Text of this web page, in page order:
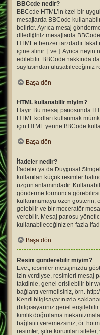
BBCode nedir?
BBCode HTML’in özel bir
mesajlarda BBCode
belirler. Ayrıca mesaj
dilediğiniz mesajlarda
HTML’e benzer tarzdadır
içine alınır: [ ve ]. Ayrıca
edilebilir. BBCode hakkında
sayfasından ulaşabileceğiniz
Başa dön
HTML kullanabilir miyim?
Hayır. Bu mesaj panosunda
HTML kodları kullanmak
için HTML yerine BBCode
Başa dön
İfadeler nedir?
İfadeler ya da Duygusal
kullanılan küçük resimler
üzgün anlamındadır.
gönderme formunda
kullanmamaya özen gösterin,
gelebilir ve bir moderatör
verebilir. Mesaj panosu
kullanabileceğiniz en fazla
Başa dön
Resim gönderebilir miyim?
Evet, resimler mesajınızda
izin verdiyse, resimleri mesaj
takdirde, genel erişilebilir bir
bağlantı vermelisiniz, örn.
Kendi bilgisayarınızda
(bilgisayarınız genel erişilebilir
kimlik doğrulama
bağlantı veremezsiniz, ör.
resimler, şifre korumları